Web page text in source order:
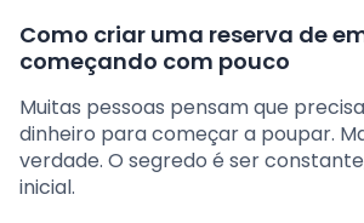
Como criar uma reserva de
começando com pouco
Muitas pessoas pensam que
dinheiro para começar a poupar.
verdade. O segredo é ser
inicial.